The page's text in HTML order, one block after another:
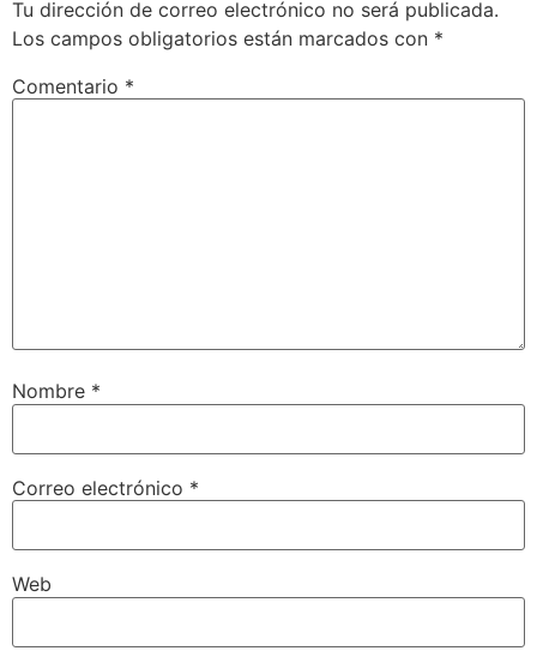
Tu dirección de correo electrónico no será publicada.
Los campos obligatorios están marcados con *
Comentario *
Nombre *
Correo electrónico *
Web